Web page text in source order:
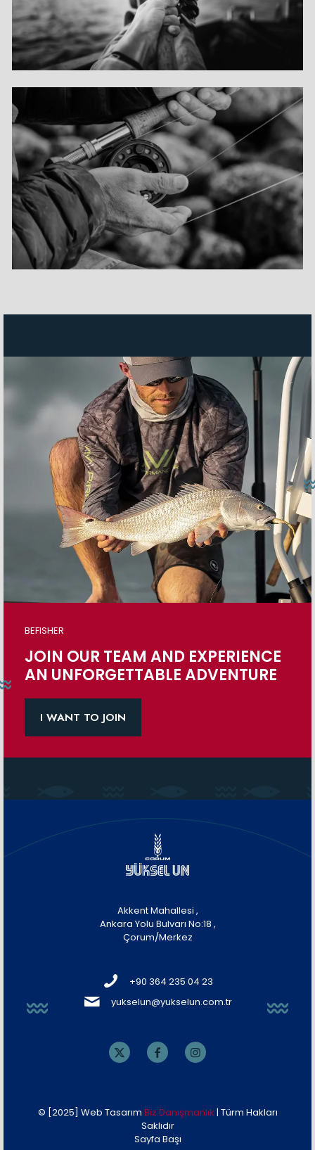
BEFISHER
JOIN OUR TEAM AND EXPERIENCE
AN UNFORGETTABLE ADVENTURE
I WANT TO JOIN
Akkent Mahallesi ,
Ankara Yolu Bulvarı No:18 ,
Çorum/Merkez
+90 364 235 04 23
yukselun@yukselun.com.tr
© [2025] Web Tasarım Biz Danışmanlık | Türm Hakları
Saklıdır
Sayfa Başı